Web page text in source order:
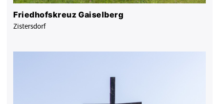
Friedhofskreuz Gaiselberg
Zistersdorf